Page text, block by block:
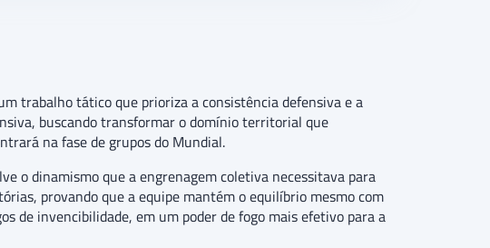
trabalho tático que prioriza a consistência defensiva e a
buscando transformar o domínio territorial que
na fase de grupos do Mundial.
o dinamismo que a engrenagem coletiva necessitava para
provando que a equipe mantém o equilíbrio mesmo com
de invencibilidade, em um poder de fogo mais efetivo para a